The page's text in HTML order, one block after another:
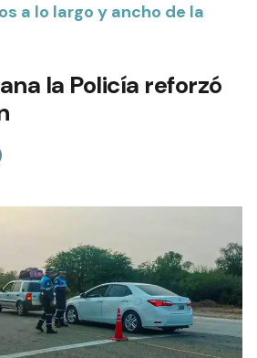
a lo largo y ancho de la
la Policía reforzó